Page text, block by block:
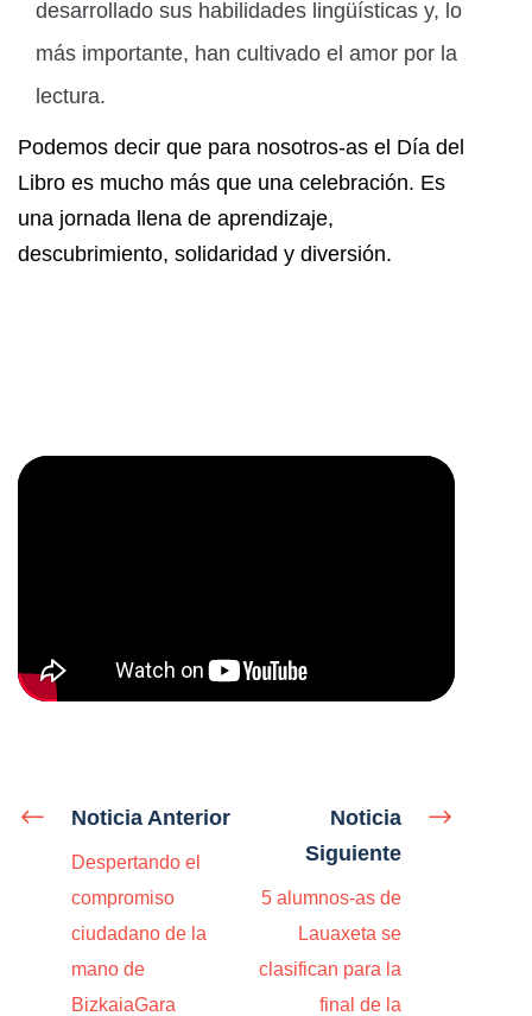
desarrollado sus habilidades lingüísticas y, lo
más importante, han cultivado el amor por la
lectura.
Podemos decir que para nosotros-as el Día del
Libro es mucho más que una celebración. Es
una jornada llena de aprendizaje,
descubrimiento, solidaridad y diversión.
Noticia Anterior
Despertando el
compromiso
ciudadano de la
mano de
BizkaiaGara
Noticia
Siguiente
5 alumnos-as de
Lauaxeta se
clasifican para la
final de la